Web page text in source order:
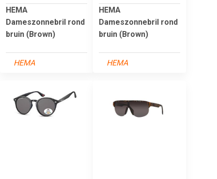
HEMA
Dameszonnebril rond
bruin (Brown)
HEMA
HEMA
Dameszonnebril rond
bruin (Brown)
HEMA